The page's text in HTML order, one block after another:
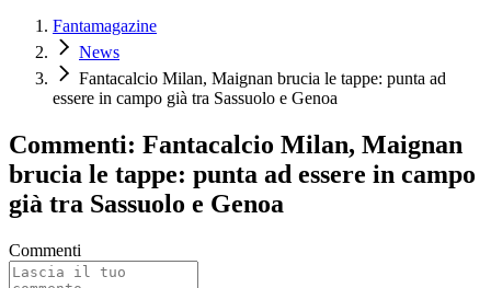
Fantamagazine
News
Fantacalcio Milan, Maignan brucia le tappe: punta ad
essere in campo già tra Sassuolo e Genoa
Commenti: Fantacalcio Milan, Maignan
brucia le tappe: punta ad essere in campo
già tra Sassuolo e Genoa
Commenti